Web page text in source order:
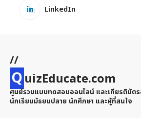
LinkedIn
//
QuizEducate.com
ศูนย์รวมแบบทดสอบออนไลน์ และเกียรติบัต
นักเรียนมัธยมปลาย นักศึกษา และผู้ที่สนใจ